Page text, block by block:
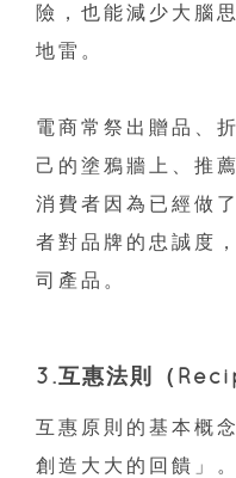
險，也能減少大腦
地雷。
電商常祭出贈品、
己的塗鴉牆上、推
消費者因為已經做
者對品牌的忠誠度
司產品。
3.互惠法則（
互惠原則的基本概
創造大大的回饋」。